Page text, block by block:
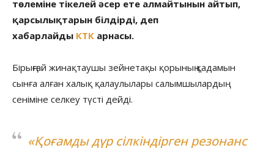
төлеміне тікелей әсер ете алмайтынын айтып,
қарсылықтарын білдірді, деп
хабарлайды КТК арнасы.
Бірыңғай жинақтаушы зейнетақы қорының қадамын
сынға алған халық қалаулылары салымшылардың
сеніміне селкеу түсті дейді.
«Қоғамды дүр сілкіндірген резонанс